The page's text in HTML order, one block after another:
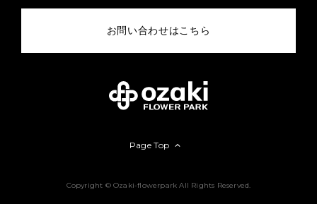
お問い合わせはこちら
Copyright © Ozaki-flowerpark All Rights Reserved.
Page Top